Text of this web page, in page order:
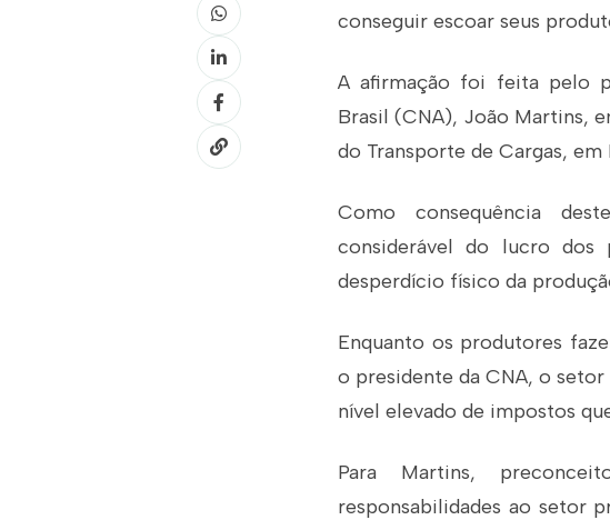
conseguir escoar seus
A afirmação foi feita pelo
Brasil (CNA), João Martins,
do Transporte de Cargas,
Como consequência
considerável do lucro
desperdício físico da
Enquanto os produtores
o presidente da CNA, o
nível elevado de impostos
Para Martins,
responsabilidades ao setor